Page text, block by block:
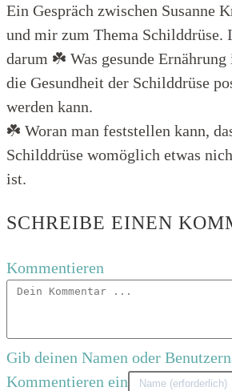
Ein Gespräch zwischen Susanne
und mir zum Thema Schilddrüse.
darum ☘️ Was gesunde
die Gesundheit der Schilddrüse
werden kann.
☘️ Woran man feststellen kann,
Schilddrüse womöglich etwas
ist.
SCHREIBE EINEN
Kommentieren
Gib deinen Namen oder
Kommentieren ein